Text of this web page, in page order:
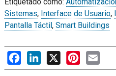
Sistemas, Interface de Usuario,
Pantalla Táctil, Smart Buildings
FacebookLinkedIn
X PinterestEmail